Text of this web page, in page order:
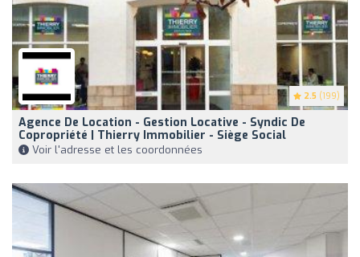
2.5 (199)
Agence De Location - Gestion Locative - Syndic De
Copropriété | Thierry Immobilier - Siège Social
Voir l'adresse et les coordonnées